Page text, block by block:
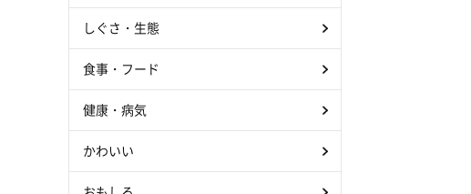
しぐさ・生態
食事・フード
健康・病気
かわいい